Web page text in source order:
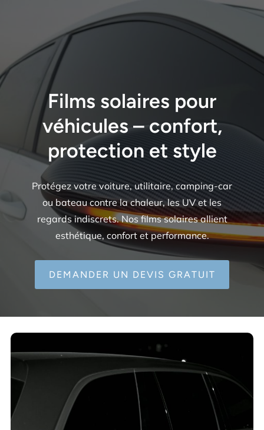
Films solaires pour
véhicules – confort,
protection et style
Protégez votre voiture, utilitaire, camping-car
ou bateau contre la chaleur, les UV et les
regards indiscrets. Nos films solaires allient
esthétique, confort et performance.
DEMANDER UN DEVIS GRATUIT